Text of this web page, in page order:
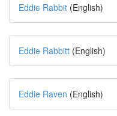
Eddie Rabbit (English)
Eddie Rabbitt (English)
Eddie Raven (English)